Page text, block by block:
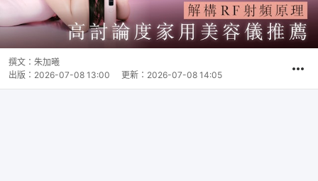
撰文： 朱加曦
出版： 2026-07-08 13:00 更新： 2026-07-08 14:05